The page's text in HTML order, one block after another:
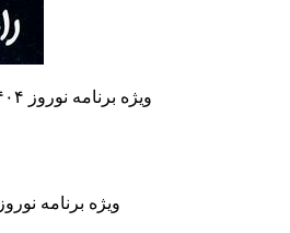
14 - ...ویژه برنامه نوروز ۱۴۰۴ - برای ایران
...ویژه برنامه نوروز ۱۴۰۴ - برای ایران